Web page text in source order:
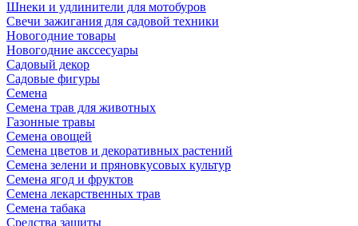
Шнеки и удлинители для мотобуров
Свечи зажигания для садовой техники
Новогодние товары
Новогодние акссесуары
Садовый декор
Садовые фигуры
Семена
Семена трав для животных
Газонные травы
Семена овощей
Семена цветов и декоративных растений
Семена зелени и пряновкусовых культур
Семена ягод и фруктов
Семена лекарственных трав
Семена табака
Средства защиты